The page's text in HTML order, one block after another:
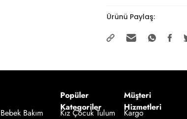
Ürünü Paylaş:
Bebek Bakım
Popüler
Kategoriler
Kız Çocuk Tulum
Müşteri
Hizmetleri
Kargo